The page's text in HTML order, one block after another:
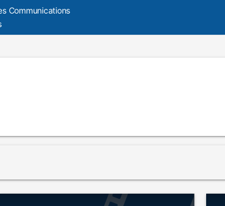
Communications